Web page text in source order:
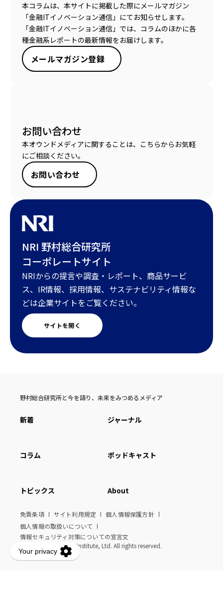
本コラムは、本サイトに掲載した際にメールマガジン
「金融ITイノベーション通信」にてお知らせします。
「金融ITイノベーション通信」では、コラムのほかに各
種金融系レポートの最新情報をお届けします。
メールマガジン登録
お問い合わせ
本オウンドメディアに関することは、こちらからお気軽
にご相談ください。
お問い合わせ
NRI 野村総合研究所
コーポレートサイト
NRIからの提言や調査・レポート、商品サービ
ス、IR情報、採用情報、サステナビリティ情報な
どは企業サイトをご覧ください。
サイトを開く
野村総合研究所と今を語り、未来をみつめるメディア
新着 ジャーナル
コラム ポッドキャスト
トピックス About
免責条項 サイト利用規定
個人情報保護方針
個人情報の取扱いについて
情報セキュリティ対策についての宣言文
© Nomura Research Institute, Ltd. All rights reserved.